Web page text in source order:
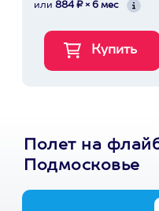
или 884 ₽ × 6 мес
Полет на
Подмосковье